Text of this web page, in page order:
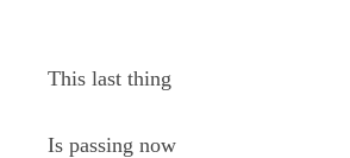
This last thing
Is passing now